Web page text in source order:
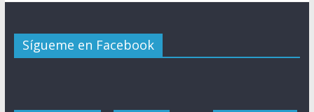
Sígueme en Facebook